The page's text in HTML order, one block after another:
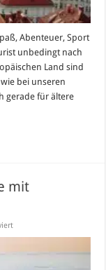
Abenteuer, Sport
unbedingt nach
Land sind
bei unseren
gerade für ältere
mit
für
mit